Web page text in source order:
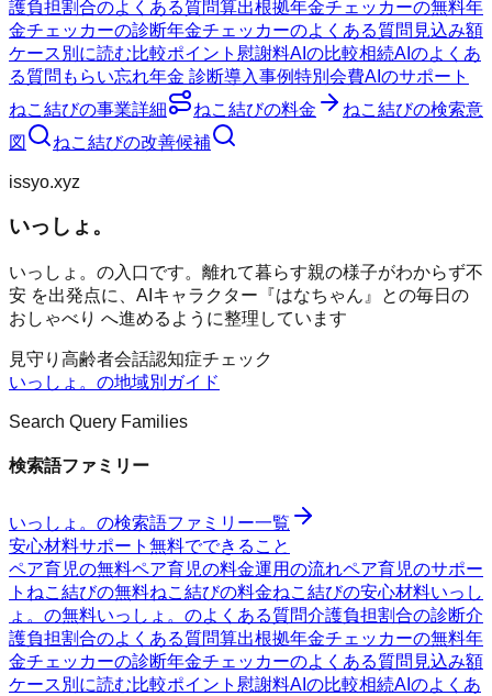
護負担割合のよくある質問算出根拠年金チェッカーの無料年
金チェッカーの診断年金チェッカーのよくある質問 見込み額
ケース別に読む比較ポイント 慰謝料AIの比較相続AIのよくあ
る質問 もらい忘れ年金 診断導入事例特別会費AIのサポート
ねこ結びの事業詳細 ねこ結びの料金 ねこ結びの検索意
図
ねこ結びの改善候補
issyo.xyz
いっしょ。
いっしょ。の入口です。離れて暮らす親の様子がわからず不
安 を出発点に、AIキャラクター『はなちゃん』との毎日の
おしゃべり へ進めるように整理しています
見守り 高齢者会話認知症チェック
いっしょ。 の地域別ガイド
Search Query Families
検索語ファミリー
いっしょ。 の検索語ファミリー一覧
安心材料サポート 無料でできること
ペア育児の無料ペア育児の料金運用の流れペア育児のサポー
ト ねこ結びの無料ねこ結びの料金ねこ結びの安心材料いっし
ょ。の無料いっしょ。のよくある質問介護負担割合の診断介
護負担割合のよくある質問算出根拠年金チェッカーの無料年
金チェッカーの診断年金チェッカーのよくある質問 見込み額
ケース別に読む比較ポイント 慰謝料AIの比較相続AIのよくあ